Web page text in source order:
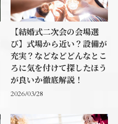
【結婚式二次会の会場選
び】式場から近い？設備が
充実？などなどどんなとこ
ろに気を付けて探したほう
が良いか徹底解説！
2026/03/28